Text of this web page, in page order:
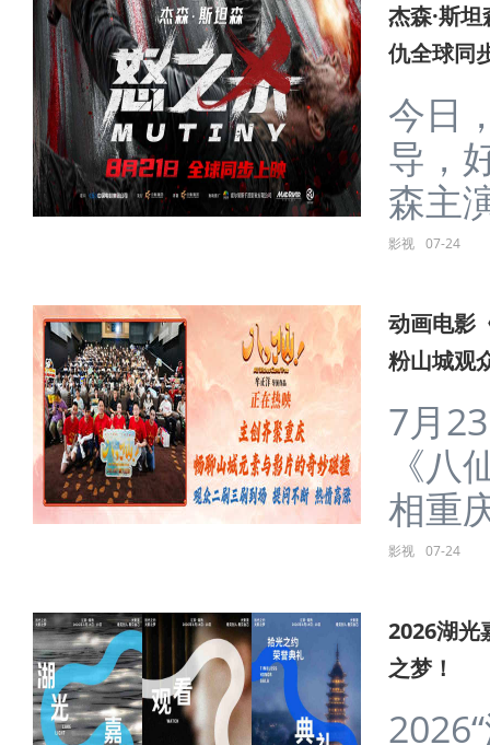
杰森·斯
仇全球同
今日
导，
森主
影视 07-24
动画电影
粉山城观
7月
《
相重
影视 07-24
2026湖光
之梦！